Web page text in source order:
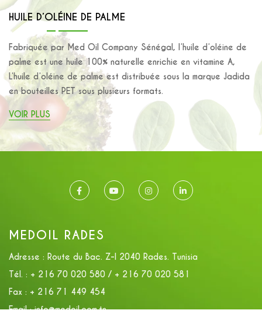
HUILE D’OLÉINE DE PALME
Fabriquée par Med Oil Company Sénégal, l’huile d’oléine de
palme est une huile 100% naturelle enrichie en vitamine A,
L’huile d’oléine de palme est distribuée sous la marque Jadida
en bouteilles PET sous plusieurs formats.
VOIR PLUS
MEDOIL RADES
Adresse : Route du Bac. Z-I 2040 Rades. Tunisia
Tél. : + 216 70 020 580 / + 216 70 020 581
Fax : + 216 71 449 454
Email :info@medoil.com.tn